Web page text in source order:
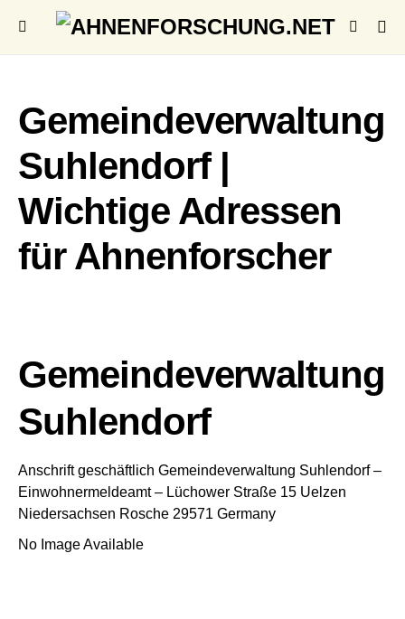
Gemeindeverwaltung
Suhlendorf |
Wichtige Adressen
für Ahnenforscher
Gemeindeverwaltung
Suhlendorf
Anschrift geschäftlich Gemeindeverwaltung Suhlendorf –
Einwohnermeldeamt – Lüchower Straße 15 Uelzen
Niedersachsen Rosche 29571 Germany
No Image Available